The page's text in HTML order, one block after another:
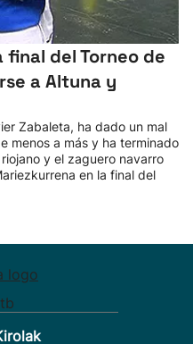
del Torneo de
a Altuna y
Zabaleta, ha dado un mal
menos a más y ha terminado
y el zaguero navarro
en la final del